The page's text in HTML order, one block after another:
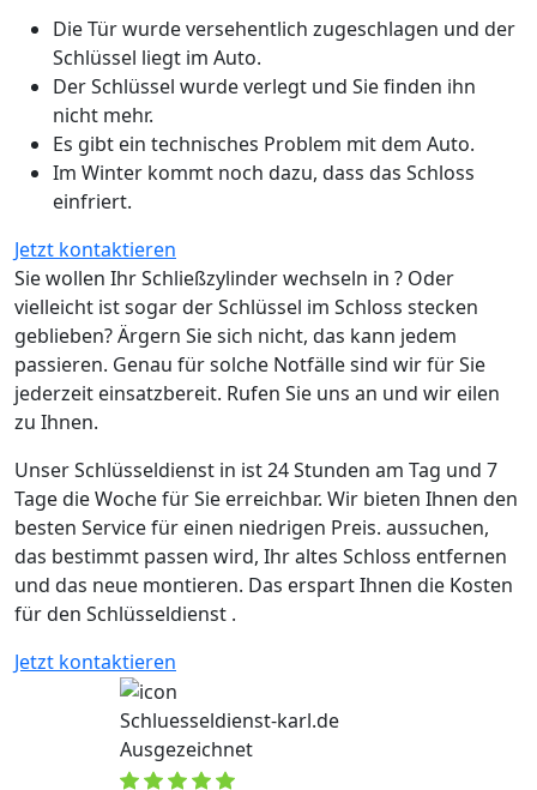
Die Tür wurde versehentlich zugeschlagen und der
Schlüssel liegt im Auto.
Der Schlüssel wurde verlegt und Sie finden ihn
nicht mehr.
Es gibt ein technisches Problem mit dem Auto.
Im Winter kommt noch dazu, dass das Schloss
einfriert.
Jetzt kontaktieren
Sie wollen Ihr Schließzylinder wechseln in ? Oder
vielleicht ist sogar der Schlüssel im Schloss stecken
geblieben? Ärgern Sie sich nicht, das kann jedem
passieren. Genau für solche Notfälle sind wir für Sie
jederzeit einsatzbereit. Rufen Sie uns an und wir eilen
zu Ihnen.
Unser Schlüsseldienst in ist 24 Stunden am Tag und 7
Tage die Woche für Sie erreichbar. Wir bieten Ihnen den
besten Service für einen niedrigen Preis. aussuchen,
das bestimmt passen wird, Ihr altes Schloss entfernen
und das neue montieren. Das erspart Ihnen die Kosten
für den Schlüsseldienst .
Jetzt kontaktieren
Schluesseldienst-karl.de
Ausgezeichnet